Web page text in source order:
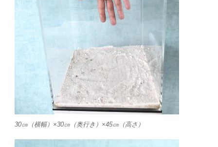
30㎝（横幅）×30㎝（奥行き）×45㎝（高さ）